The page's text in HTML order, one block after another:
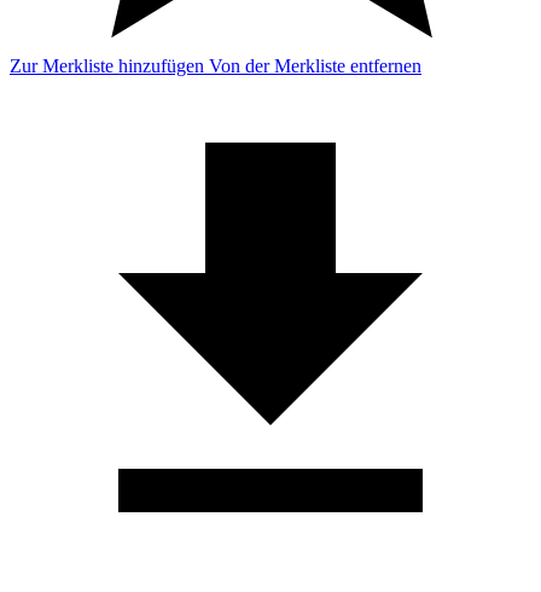
Zur Merkliste hinzufügen Von der Merkliste entfernen